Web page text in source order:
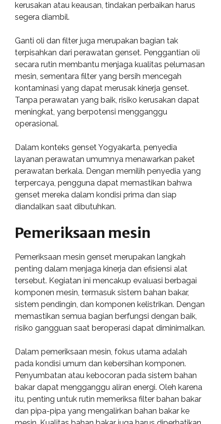
kerusakan atau keausan, tindakan perbaikan harus
segera diambil.
Ganti oli dan filter juga merupakan bagian tak
terpisahkan dari perawatan genset. Penggantian oli
secara rutin membantu menjaga kualitas pelumasan
mesin, sementara filter yang bersih mencegah
kontaminasi yang dapat merusak kinerja genset.
Tanpa perawatan yang baik, risiko kerusakan dapat
meningkat, yang berpotensi mengganggu
operasional.
Dalam konteks genset Yogyakarta, penyedia
layanan perawatan umumnya menawarkan paket
perawatan berkala. Dengan memilih penyedia yang
terpercaya, pengguna dapat memastikan bahwa
genset mereka dalam kondisi prima dan siap
diandalkan saat dibutuhkan.
Pemeriksaan mesin
Pemeriksaan mesin genset merupakan langkah
penting dalam menjaga kinerja dan efisiensi alat
tersebut. Kegiatan ini mencakup evaluasi berbagai
komponen mesin, termasuk sistem bahan bakar,
sistem pendingin, dan komponen kelistrikan. Dengan
memastikan semua bagian berfungsi dengan baik,
risiko gangguan saat beroperasi dapat diminimalkan.
Dalam pemeriksaan mesin, fokus utama adalah
pada kondisi umum dan kebersihan komponen.
Penyumbatan atau kebocoran pada sistem bahan
bakar dapat mengganggu aliran energi. Oleh karena
itu, penting untuk rutin memeriksa filter bahan bakar
dan pipa-pipa yang mengalirkan bahan bakar ke